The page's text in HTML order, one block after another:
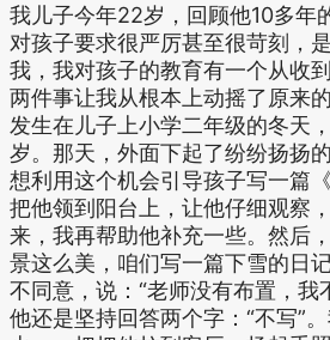
我儿子今年22岁，回顾他10多年
对孩子要求很严厉甚至很苛刻，
我，我对孩子的教育有一个从收
两件事让我从根本上动摇了原来
发生在儿子上小学二年级的冬天
岁。那天，外面下起了纷纷扬扬
想利用这个机会引导孩子写一篇
把他领到阳台上，让他仔细观察
来，我再帮助他补充一些。然后
景这么美，咱们写一篇下雪的日
不同意，说：“老师没有布置，我
他还是坚持回答两个字：“不写”